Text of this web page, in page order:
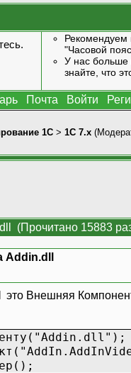
.
Рекомендуем
"Часовой
У нас больше
знайте, что
Почта Войти
1С > 1С 7.x
(Прочитано 15883
это Внешняя